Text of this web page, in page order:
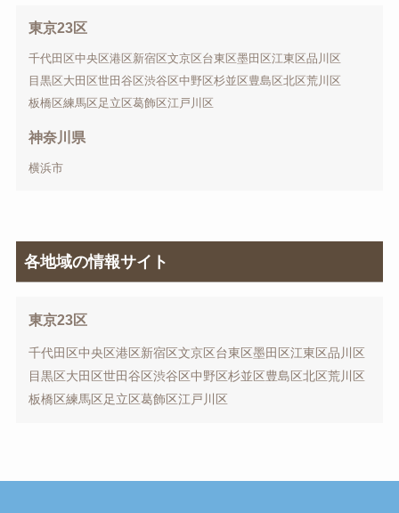
東京23区
千代田区中央区港区新宿区文京区台東区墨田区江東区品川区
目黒区大田区世田谷区渋谷区中野区杉並区豊島区北区荒川区
板橋区練馬区 足立区葛飾区江戸川区
神奈川県
横浜市
各地域の情報サイト
東京23区
千代田区中央区港区新宿区文京区台東区墨田区江東区品川区
目黒区大田区世田谷区渋谷区中野区杉並区豊島区北区荒川区
板橋区練馬区足立区葛飾区江戸川区